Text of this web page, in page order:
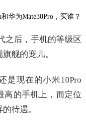
之后，手机的等级区
舰的宠儿。
是现在的小米10Pro
高的手机上，而定位
待遇。